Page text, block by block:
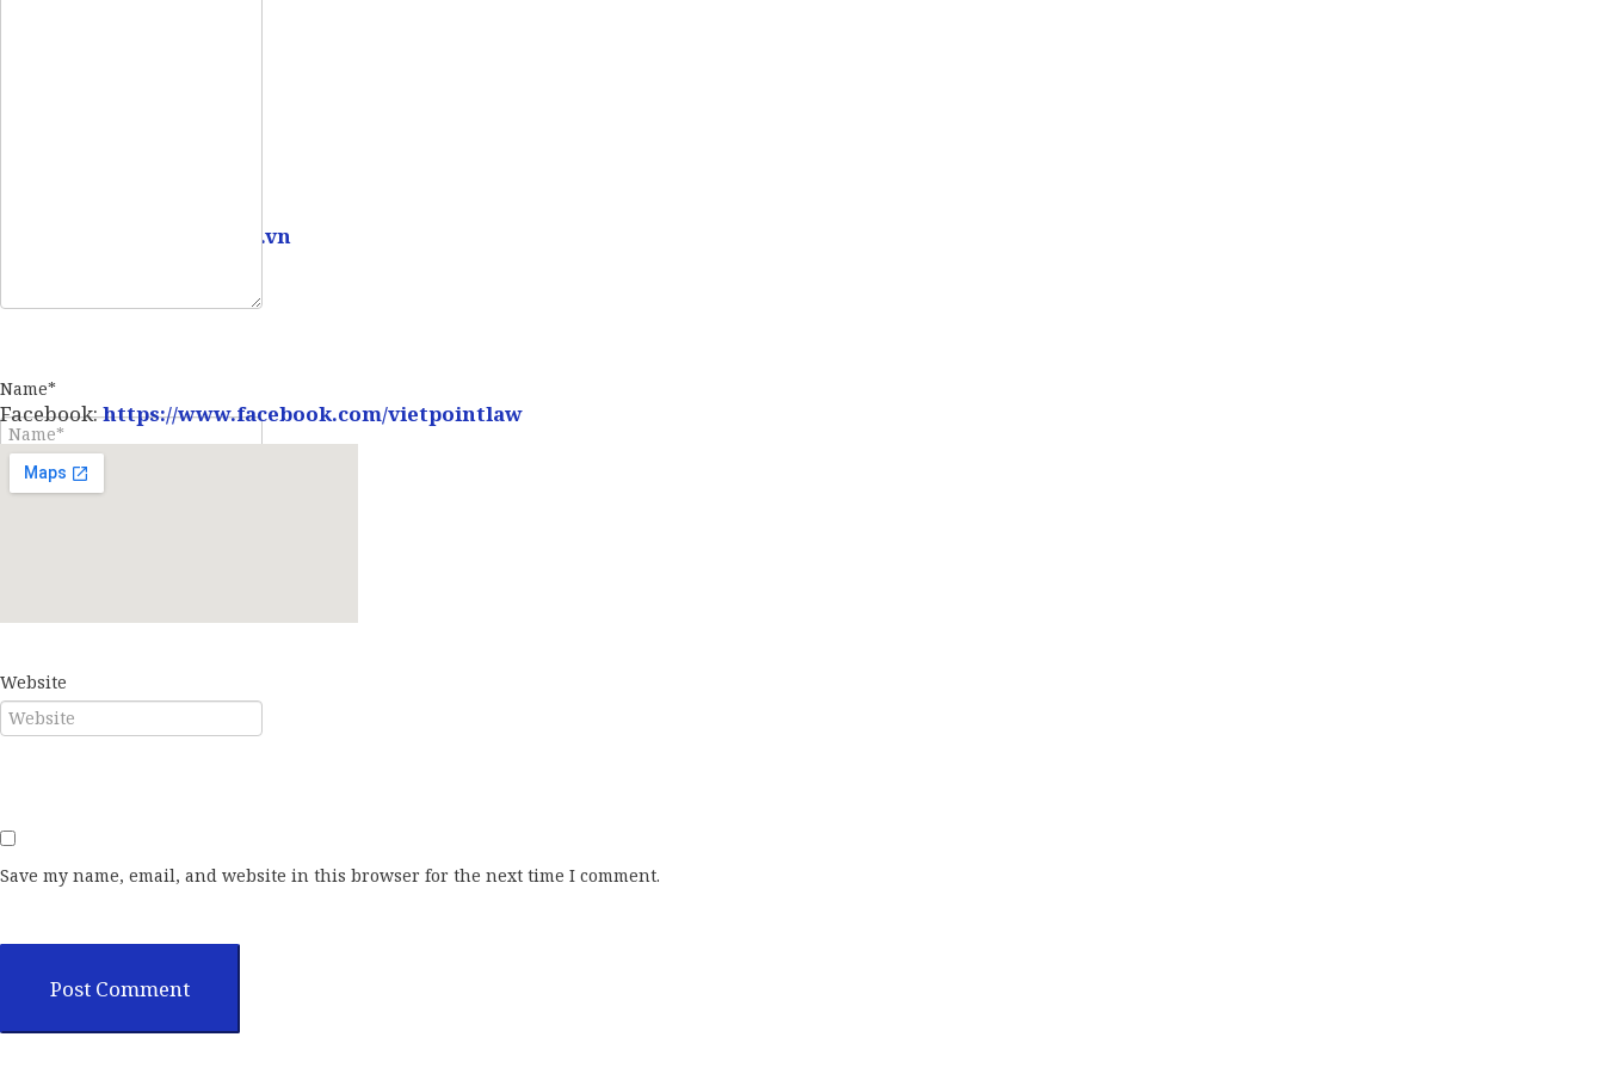
Name*
Website
Save my name, email, and website in this browser for the next time I comment.
info@vietpointlaw.vn
Facebook:https://www.facebook.com/vietpointlaw